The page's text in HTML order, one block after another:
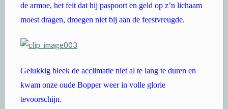
de armoe, het feit dat hij paspoort en geld op z’n lichaam
moest dragen, droegen niet bij aan de feestvreugde.
Gelukkig bleek de acclimatie niet al te lang te duren en
kwam onze oude Bopper weer in volle glorie
tevoorschijn.